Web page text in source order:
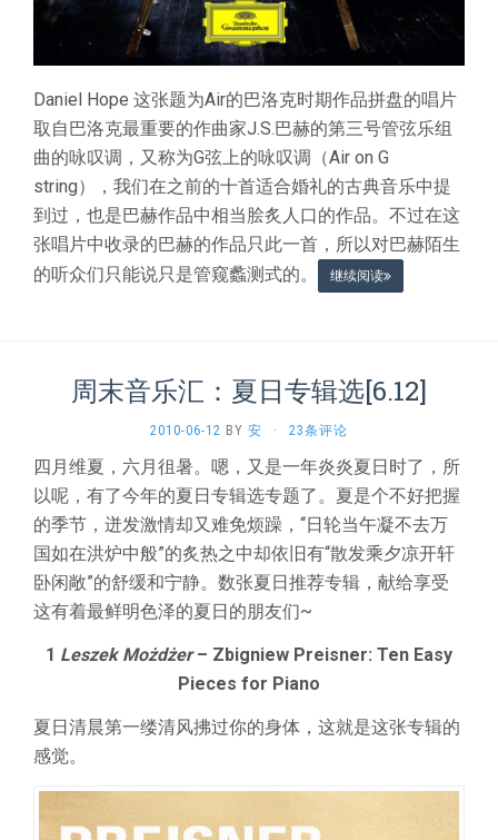
Daniel Hope 这张题为Air的巴洛克时期作品拼盘的唱片
取自巴洛克最重要的作曲家J.S.巴赫的第三号管弦乐组
曲的咏叹调，又称为G弦上的咏叹调（Air on G
string），我们在之前的十首适合婚礼的古典音乐中提
到过，也是巴赫作品中相当脍炙人口的作品。不过在这
张唱片中收录的巴赫的作品只此一首，所以对巴赫陌生
的听众们只能说只是管窥蠡测式的。
继续阅读
周末音乐汇：夏日专辑选[6.12]
2010-06-12 BY 安 · 23条评论
四月维夏，六月徂暑。嗯，又是一年炎炎夏日时了，所
以呢，有了今年的夏日专辑选专题了。夏是个不好把握
的季节，迸发激情却又难免烦躁，“日轮当午凝不去万
国如在洪炉中般”的炙热之中却依旧有“散发乘夕凉开轩
卧闲敞”的舒缓和宁静。数张夏日推荐专辑，献给享受
这有着最鲜明色泽的夏日的朋友们~
1 Leszek Możdżer– Zbigniew Preisner: Ten Easy
Pieces for Piano
夏日清晨第一缕清风拂过你的身体，这就是这张专辑的
感觉。